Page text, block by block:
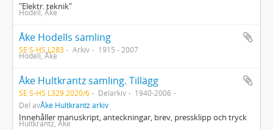
"Elektr. teknik"
Hodell, Åke
Åke Hodells samling
SE S-HS L283 Arkiv 1915 - 2007
Hodell, Åke
Åke Hultkrantz samling. Tillägg
SE S-HS L329:2020/6 Delarkiv
1940-2006
Del avÅke Hultkrantz arkiv
Innehåller manuskript, anteckningar, brev, pressklipp och tryck
Hultkrantz, Åke